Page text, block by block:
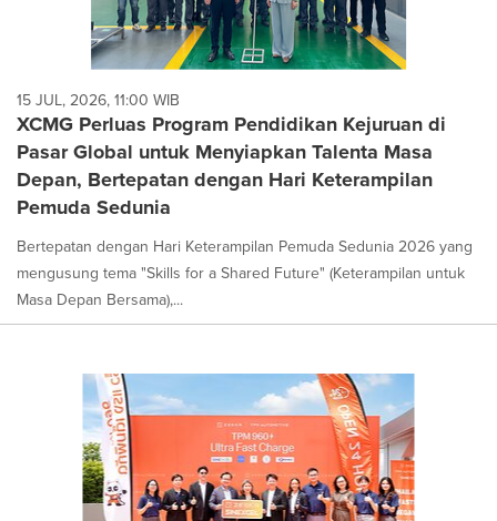
15 JUL, 2026, 11:00 WIB
XCMG Perluas Program Pendidikan Kejuruan di
Pasar Global untuk Menyiapkan Talenta Masa
Depan, Bertepatan dengan Hari Keterampilan
Pemuda Sedunia
Bertepatan dengan Hari Keterampilan Pemuda Sedunia 2026 yang
mengusung tema "Skills for a Shared Future" (Keterampilan untuk
Masa Depan Bersama),...